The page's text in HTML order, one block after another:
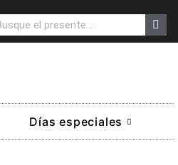
Días especiales